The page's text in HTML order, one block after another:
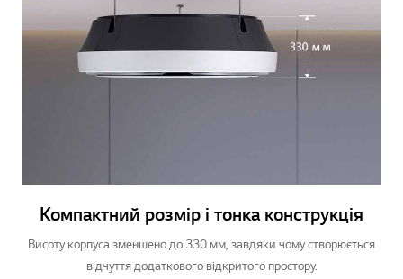
Компактний розмір і тонка конструкція
Висоту корпуса зменшено до 330 мм, завдяки чому створюється
відчуття додаткового відкритого простору.